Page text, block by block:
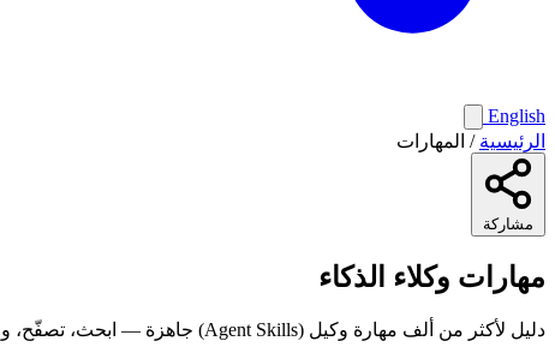
English
الرئيسية / المهارات
مشاركة
مهارات وكلاء الذكاء
دليل لأكثر من ألف مهارة وكيل (Agent Skills) جاهزة — ابحث، تصفّح، واحصل عليها.